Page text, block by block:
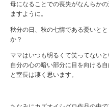
母になることでの喪失がなんらか
ますように。
秋分の日、秋の七情である憂いと
か？
ママはいつも明るくて笑ってない
自分の心の暗い部分に目を向ける
と室長は凄く思います。